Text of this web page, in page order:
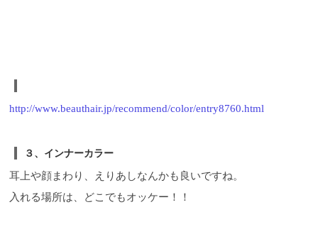
http://www.beauthair.jp/recommend/color/entry8760.html
３、インナーカラー
耳上や顔まわり、えりあしなんかも良いですね。
入れる場所は、どこでもオッケー！！